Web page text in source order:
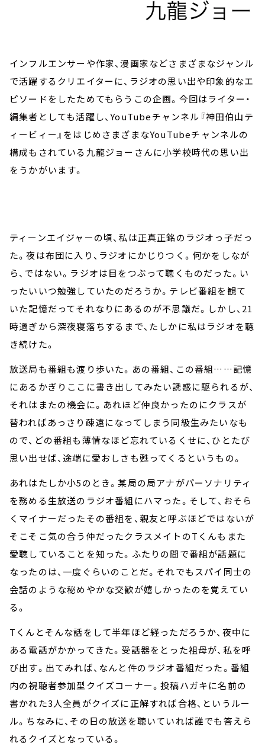
インフルエンサーや作家、漫画家などさまざまなジャンル
で活躍するクリエイターに、ラジオの思い出や印象的なエ
ピソードをしたためてもらうこの企画。今回はライター・
編集者としても活躍し、YouTubeチャンネル『神田伯山テ
ィービィー』をはじめさまざまなYouTubeチャンネルの
構成もされている九龍ジョーさんに小学校時代の思い出
をうかがいます。
ティーンエイジャーの頃、私は正真正銘のラジオっ子だっ
た。夜は布団に入り、ラジオにかじりつく。何かをしなが
ら、ではない。ラジオは目をつぶって聴くものだった。い
ったいいつ勉強していたのだろうか。テレビ番組を観て
いた記憶だってそれなりにあるのが不思議だ。しかし、21
時過ぎから深夜寝落ちするまで、たしかに私はラジオを聴
き続けた。
放送局も番組も渡り歩いた。あの番組、この番組……記憶
にあるかぎりここに書き出してみたい誘惑に駆られるが、
それはまたの機会に。あれほど仲良かったのにクラスが
替わればあっさり疎遠になってしまう同級生みたいなも
ので、どの番組も薄情なほど忘れているくせに、ひとたび
思い出せば、途端に愛おしさも甦ってくるというもの。
あれはたしか小5のとき。某局の局アナがパーソナリティ
を務める生放送のラジオ番組にハマった。そして、おそら
くマイナーだったその番組を、親友と呼ぶほどではないが
そこそこ気の合う仲だったクラスメイトのTくんもまた
愛聴していることを知った。ふたりの間で番組が話題に
なったのは、一度ぐらいのことだ。それでもスパイ同士の
会話のような秘めやかな交歓が嬉しかったのを覚えてい
る。
Tくんとそんな話をして半年ほど経っただろうか、夜中に
ある電話がかかってきた。受話器をとった祖母が、私を呼
び出す。出てみれば、なんと件のラジオ番組だった。番組
内の視聴者参加型クイズコーナー。投稿ハガキに名前の
書かれた3人全員がクイズに正解すれば合格、というルー
ル。ちなみに、その日の放送を聴いていれば誰でも答えら
れるクイズとなっている。